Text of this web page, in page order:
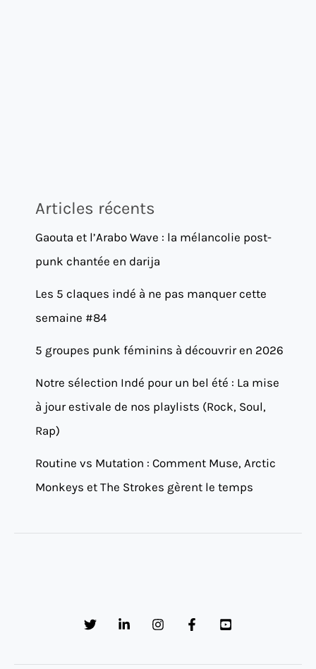
Articles récents
Gaouta et l’Arabo Wave : la mélancolie post-
punk chantée en darija
Les 5 claques indé à ne pas manquer cette
semaine #84
5 groupes punk féminins à découvrir en 2026
Notre sélection Indé pour un bel été : La mise
à jour estivale de nos playlists (Rock, Soul,
Rap)
Routine vs Mutation : Comment Muse, Arctic
Monkeys et The Strokes gèrent le temps